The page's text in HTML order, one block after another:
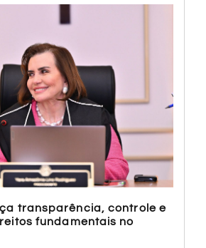
transparência, controle e
fundamentais no